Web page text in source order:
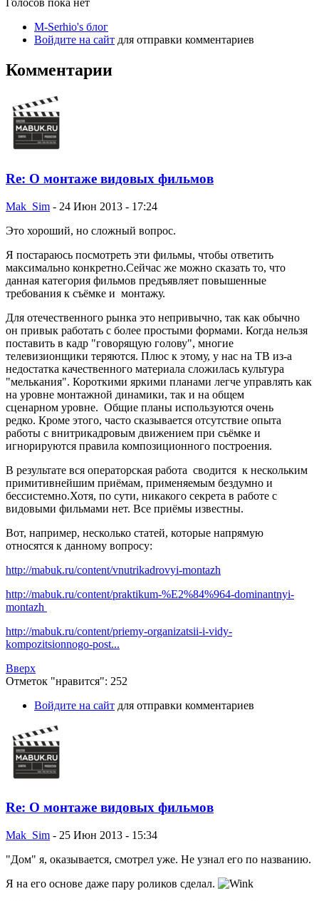
Голосов пока нет
M-Serhio's блог
Войдите на сайт для отправки комментариев
Комментарии
Re: О монтаже видовых фильмов
Mak_Sim - 24 Июн 2013 - 17:24
Это хороший, но сложный вопрос.
Я постараюсь посмотреть эти фильмы, чтобы ответить
максимально конкретно.Сейчас же можно сказать то, что
данная категория фильмов предъявляет повышенные
требования к съёмке и монтажу.
Для отечественного рынка это непривычно, так как обычно
он привык работать с более простыми формами. Когда нельзя
поставить в кадр "говорящую голову", многие
телевизионщики теряются. Плюс к этому, у нас на ТВ из-а
недостатка качественного материала сложилась культура
"мелькания". Короткими яркими планами легче управлять как
на уровне монтажной динамики, так и на общем
сценарном уровне. Общие планы используются очень
редко. Кроме этого, часто сказывается отсутствие опыта
работы с внитрикадровым движением при съёмке и
игнорируются правила композиционного построения.
В результате вся операторская работа сводится к нескольким
примитивнейшим приёмам, применяемым бездумно и
бессистемно.Хотя, по сути, никакого секрета в работе с
видовыми фильмами нет. Все приёмы известны.
Вот, например, несколько статей, которые напрямую
относятся к данному вопросу:
http://mabuk.ru/content/vnutrikadrovyi-montazh
http://mabuk.ru/content/praktikum-%E2%84%964-dominantnyi-
montazh
http://mabuk.ru/content/priemy-organizatsii-i-vidy-
kompozitsionnogo-post...
Вверх
Отметок "нравится": 252
Войдите на сайт для отправки комментариев
Re: О монтаже видовых фильмов
Mak_Sim - 25 Июн 2013 - 15:34
"Дом" я, оказывается, смотрел уже. Не узнал его по названию.
Я на его основе даже пару роликов сделал.